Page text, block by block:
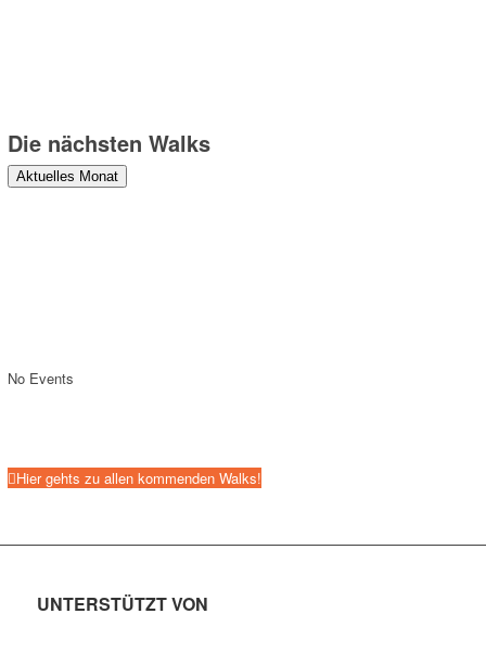
Die nächsten Walks
Aktuelles Monat
No Events
Hier gehts zu allen kommenden Walks!
UNTERSTÜTZT VON